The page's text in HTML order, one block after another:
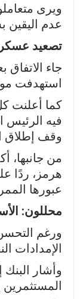
ويرى
عدم اليقين
تصعيد
جاء
استهدفت
كما أعلنت
فيه الرئيس
وقف إطلاق
من جانبها،
هرمز، ردًا
عبورها
محللون:
ورغم
الإمدادات
وأشار البنك